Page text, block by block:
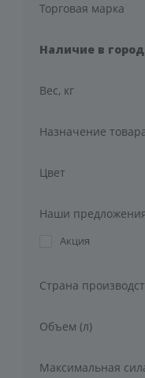
Торговая марка
Наличие в
Вес, кг
Назначение
Цвет
Наши
Акция
Страна
Объем (л)
Максимальная